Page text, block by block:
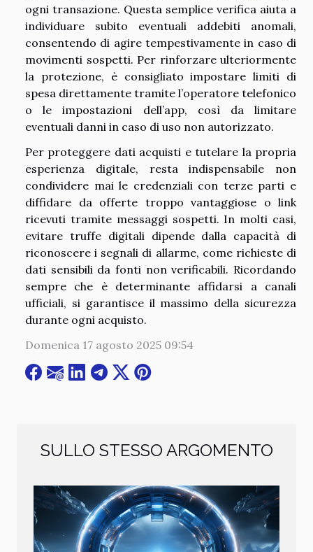
SULLO STESSO ARGOMENTO
ogni transazione. Questa semplice verifica aiuta a
individuare subito eventuali addebiti anomali,
consentendo di agire tempestivamente in caso di
movimenti sospetti. Per rinforzare ulteriormente
la protezione, è consigliato impostare limiti di
spesa direttamente tramite l’operatore telefonico
o le impostazioni dell’app, così da limitare
eventuali danni in caso di uso non autorizzato.
Per proteggere dati acquisti e tutelare la propria
esperienza digitale, resta indispensabile non
condividere mai le credenziali con terze parti e
diffidare da offerte troppo vantaggiose o link
ricevuti tramite messaggi sospetti. In molti casi,
evitare truffe digitali dipende dalla capacità di
riconoscere i segnali di allarme, come richieste di
dati sensibili da fonti non verificabili. Ricordando
sempre che è determinante affidarsi a canali
ufficiali, si garantisce il massimo della sicurezza
durante ogni acquisto.
Domenica 17 agosto 2025 09:54